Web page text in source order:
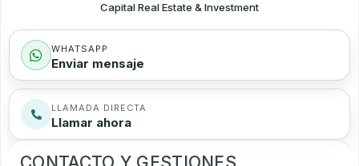
Capital Real Estate & Investment
WHATSAPP
Enviar mensaje
LLAMADA DIRECTA
Llamar ahora